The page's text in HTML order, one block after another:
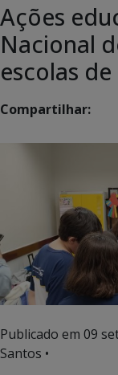
Ações
Nacional
escolas
Compartilhar:
Publicado em 09
Santos •